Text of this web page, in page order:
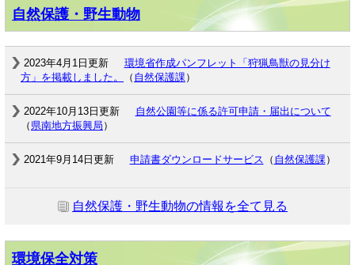
自然保護・野生動物
2023年4月1日更新
環境省作成パンフレット「狩猟鳥獣の見分け
方」を掲載しました。
（ 自然保護課 ）
2022年10月13日更新
自然公園等に係る許可申請・届出について
（ 県南地方振興局 ）
2021年9月14日更新 申請書ダウンロードサービス （ 自然保護課 ）
自然保護・野生動物の情報を全て見る
環境保全対策